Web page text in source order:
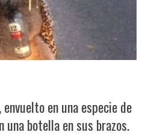
en una especie de
botella en sus brazos.